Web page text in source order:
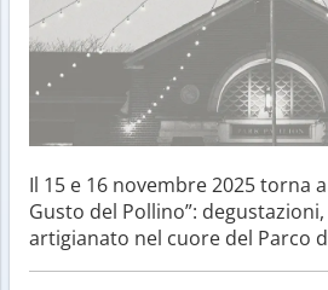
Il 15 e 16 novembre 2025 torna
Gusto del Pollino”:
artigianato nel cuore del Parco